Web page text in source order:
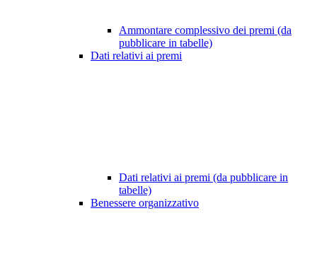
Ammontare complessivo dei premi (da
pubblicare in tabelle)
Dati relativi ai premi
Dati relativi ai premi (da pubblicare in
tabelle)
Benessere organizzativo